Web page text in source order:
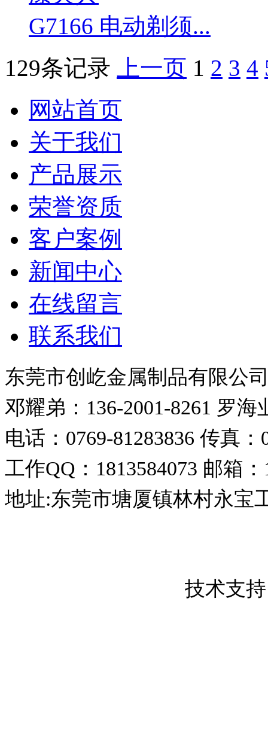
G7166 电动剃须...
129条记录
上一页 1 2 3 4
网站首页
关于我们
产品展示
荣誉资质
客户案例
新闻中心
在线留言
联系我们
东莞市创屹金属制品有限公
邓耀弟：136-2001-8261 罗海
电话：0769-81283836 传真：
工作QQ：1813584073 邮箱：
地址:东莞市塘厦镇林村永宝
技术支